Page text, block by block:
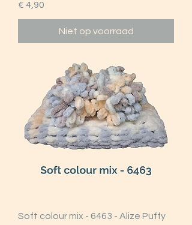
Prijs
€ 4,90
Niet op voorraad
Soft colour mix - 6463 - Alize Puffy